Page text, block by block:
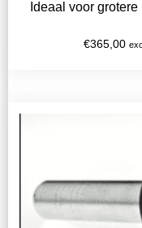
Ideaal voor
€365,00